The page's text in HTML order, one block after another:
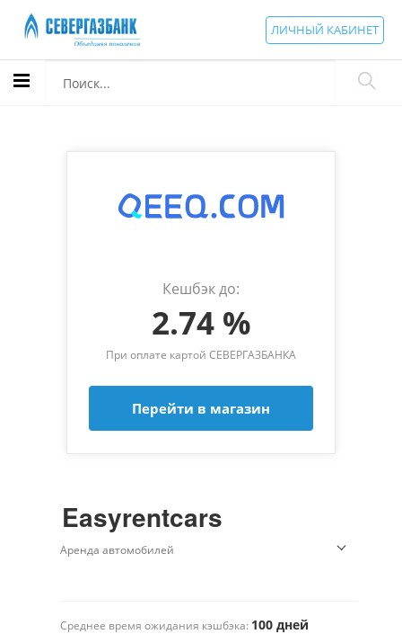
ЛИЧНЫЙ КАБИНЕТ
Кешбэк до:
2.74 %
При оплате картой СЕВЕРГАЗБАНКА
Перейти в магазин
Easyrentcars
Аренда автомобилей
Среднее время ожидания кэшбэка: 100 дней